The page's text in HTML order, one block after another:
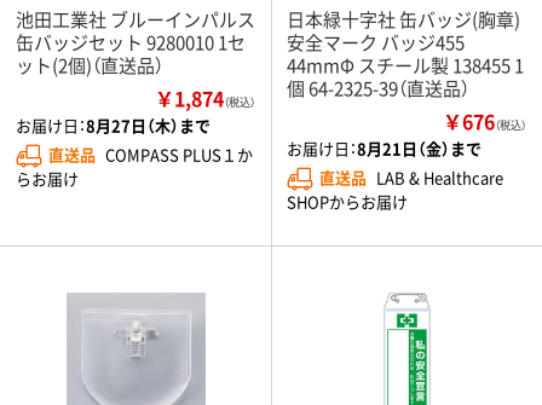
池田工業社 ブルーインパルス
缶バッジセット 9280010 1セ
ット(2個)（直送品）
￥1,874（税込）
お届け日：8月27日（木）まで
直送品 COMPASS PLUS１か
らお届け
日本緑十字社 缶バッジ(胸章)
安全マーク バッジ455
44mmΦ スチール製 138455 1
個 64-2325-39（直送品）
￥676（税込）
お届け日：8月21日（金）まで
直送品 LAB & Healthcare
SHOPからお届け